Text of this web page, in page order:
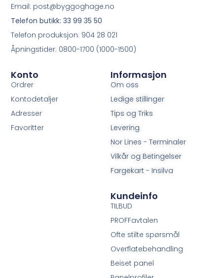
Informasjon
Om oss
Ledige stillinger
Tips og Triks
Levering
Nor Lines - Terminaler
Vilkår og Betingelser
Fargekart - Insilva
Konto
Ordrer
Kontodetaljer
Adresser
Favoritter
Kundeinfo
TILBUD
PROFFavtalen
Ofte stilte spørsmål
Overflatebehandling
Beiset panel
Email: post@byggoghage.no
Telefon butikk: 33 99 35 50
Telefon produksjon: 904 28 021
Åpningstider: 0800-1700 (1000-1500)